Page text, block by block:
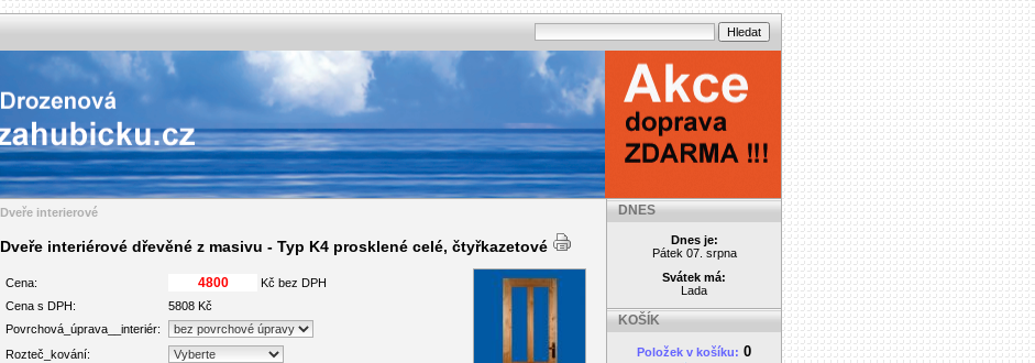
Dveře interierové
Dveře interiérové dřevěné z masivu - Typ K4 prosklené celé, čtyřkazetové
Cena:
Kč bez DPH
Cena s DPH:
5808 Kč
Povrchová_úprava__interiér:
Rozteč_kování:
DNES
Dnes je:
Pátek 07. srpna
Svátek má:
Lada
KOŠÍK
Položek v košíku: 0